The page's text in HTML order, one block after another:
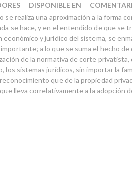
se realiza una aproximación a la forma
se hace, y en el entendido de que se
económico y jurídico del sistema, se
importante; a lo que se suma el hecho
de la normativa de corte
los sistemas jurídicos, sin importar la
que de la propiedad
lleva correlativamente a la adopción
DISPONIBLE EN